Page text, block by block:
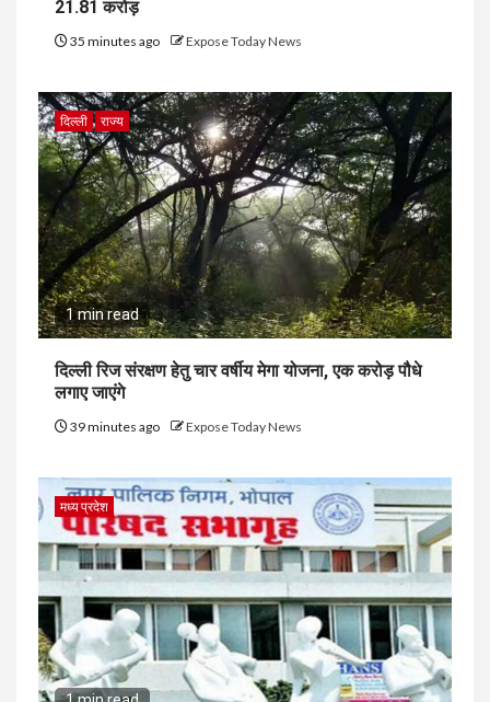
21.81 करोड़
35 minutes ago Expose Today News
दिल्ली राज्य
1 min read
दिल्ली रिज संरक्षण हेतु चार वर्षीय मेगा योजना, एक करोड़ पौधे
लगाए जाएंगे
39 minutes ago Expose Today News
मध्य प्रदेश